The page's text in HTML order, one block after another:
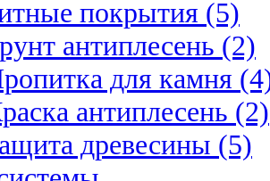
покрытия (5)
антиплесень (2)
для камня
антиплесень (2)
древесины (5)